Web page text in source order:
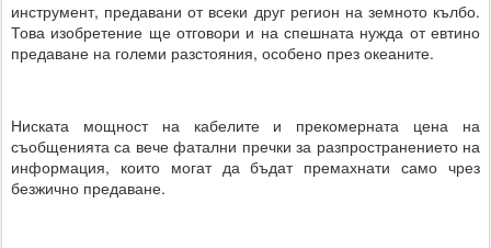
инструмент, предавани от всеки друг регион на земното кълбо.
Това изобретение ще отговори и на спешната нужда от евтино
предаване на големи разстояния, особено през океаните.
Ниската мощност на кабелите и прекомерната цена на
съобщенията са вече фатални пречки за разпространението на
информация, които могат да бъдат премахнати само чрез
безжично предаване.